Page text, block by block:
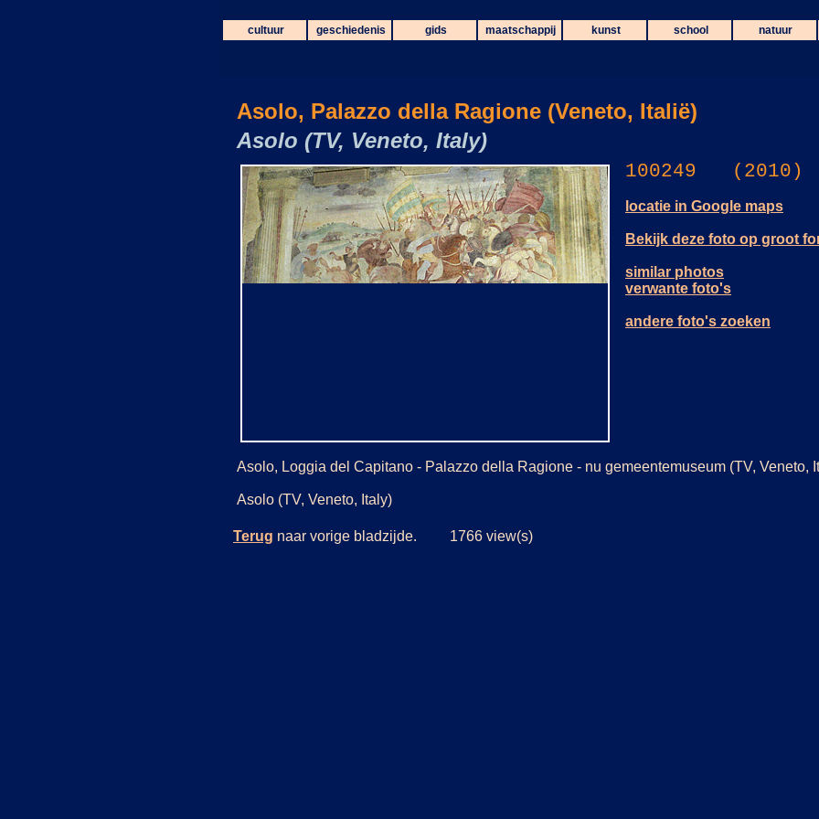
cultuur geschiedenis gids maatschappij kunst school natuur
Asolo, Palazzo della Ragione (Veneto, Italië)
Asolo (TV, Veneto, Italy)
100249 (2010)
locatie in Google maps
Bekijk deze foto op groot
similar photos
verwante foto's
andere foto's zoeken
Asolo, Loggia del Capitano - Palazzo della Ragione - nu gemeentemuseum (TV, Veneto,
Asolo (TV, Veneto, Italy)
Terug naar vorige bladzijde. 1766 view(s)